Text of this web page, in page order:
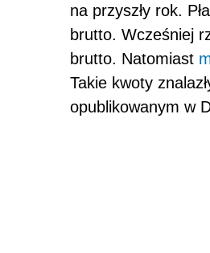
na przyszły rok.
brutto. Wcześniej
brutto. Natomiast
Takie kwoty
opublikowanym w